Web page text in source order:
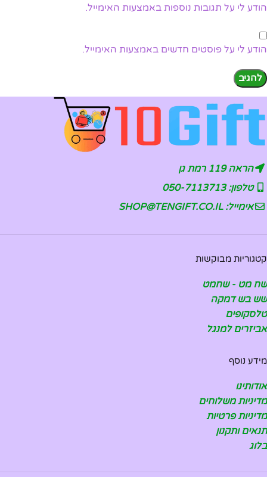
הודע לי על תגובות נוספות באמצעות האימייל.
הודע לי על פוסטים חדשים באמצעות האימייל.
הראה 119 רמת גן
טלפון: 050-7113713
אימייל: SHOP@TENGIFT.CO.IL
קטגוריות מבוקשות
שח מט - שחמט
שש בש דמקה
טלסקופים
אביזרים למנגל
מידע נוסף
אודותינו
מדיניות משלוחים
מדיניות פרטיות
תנאים ותקנון
בלוג